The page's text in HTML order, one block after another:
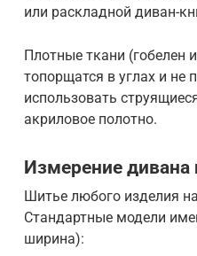
или раскладной диван-
Плотные ткани (гобелен
топорщатся в углах и
использовать
акриловое полотно.
Измерение дивана
Шитье любого изделия
Стандартные модели
ширина):